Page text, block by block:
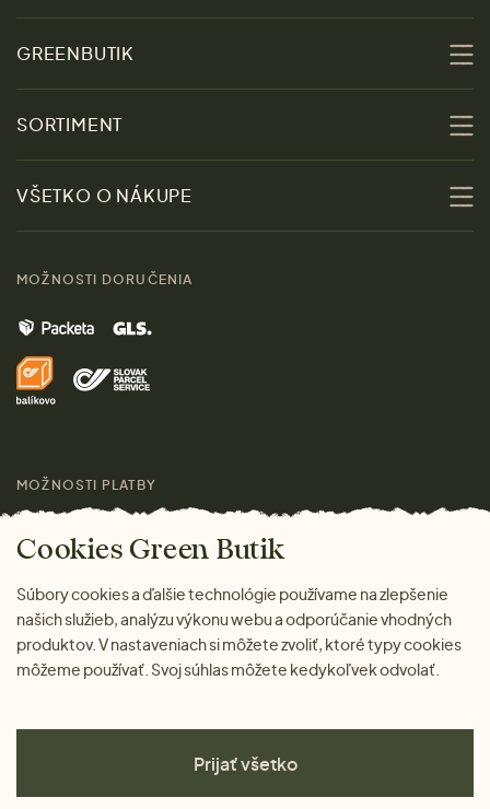
GREENBUTIK
O nás
Udržateľnosť
Kontakt
Značky
Pre médiá
SORTIMENT
Zľavy
Ženy
Muži
Darčeky
VŠETKO O NÁKUPE
Doprava a platba
MOŽNOSTI DORUČENIA
MOŽNOSTI PLATBY
Cookies Green Butik
Súbory cookies a ďalšie technológie používame na zlepšenie
našich služieb, analýzu výkonu webu a odporúčanie vhodných
produktov. V nastaveniach si môžete zvoliť, ktoré typy cookies
môžeme používať. Svoj súhlas môžete kedykoľvek odvolať.
Prijať všetko